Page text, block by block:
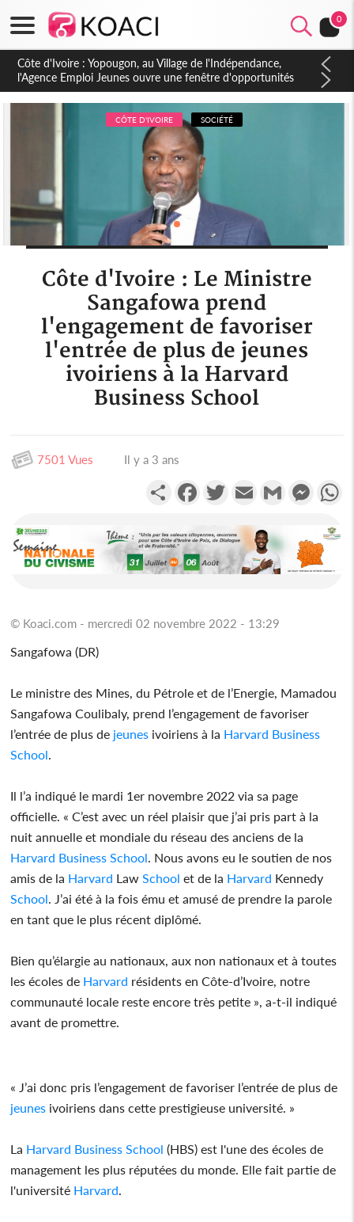
0
Côte d'Ivoire : CHU de Treichville, après la fronde, les agents
contractuels obtiennent un accord avec la direction sur les
arriérés du SMIG 2023
CÔTE D'IVOIRE SOCIÉTÉ
Côte d'Ivoire : Le Ministre
Sangafowa prend
l'engagement de favoriser
l'entrée de plus de jeunes
ivoiriens à la Harvard
Business School
7501 Vues Il y a 3 ans
PartagerFacebookTwitterEmail Gmail
© Koaci.com - mercredi 02 novembre 2022 - 13:29
Sangafowa (DR)
Le ministre des Mines, du Pétrole et de l’Energie, Mamadou
Sangafowa Coulibaly, prend l’engagement de favoriser
l’entrée de plus de jeunes ivoiriens à la Harvard Business
School.
Il l’a indiqué le mardi 1er novembre 2022 via sa page
officielle. « C’est avec un réel plaisir que j’ai pris part à la
nuit annuelle et mondiale du réseau des anciens de la
Harvard Business School. Nous avons eu le soutien de nos
amis de la Harvard LawSchool et de la Harvard Kennedy
School. J’ai été à la fois ému et amusé de prendre la parole
en tant que le plus récent diplômé.
Bien qu’élargie au nationaux, aux non nationaux et à toutes
les écoles de Harvard résidents en Côte-d’Ivoire, notre
communauté locale reste encore très petite », a-t-il indiqué
avant de promettre.
« J’ai donc pris l’engagement de favoriser l’entrée de plus de
jeunes ivoiriens dans cette prestigieuse université. »
La Harvard Business School (HBS) est l'une des écoles de
management les plus réputées du monde. Elle fait partie de
l'université Harvard.